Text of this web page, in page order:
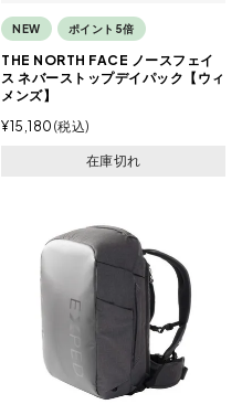
NEW ポイント5倍
THE NORTH FACE ノースフェイ
ス ネバーストップデイパック【ウィ
メンズ】
¥15,180 税込
在庫切れ